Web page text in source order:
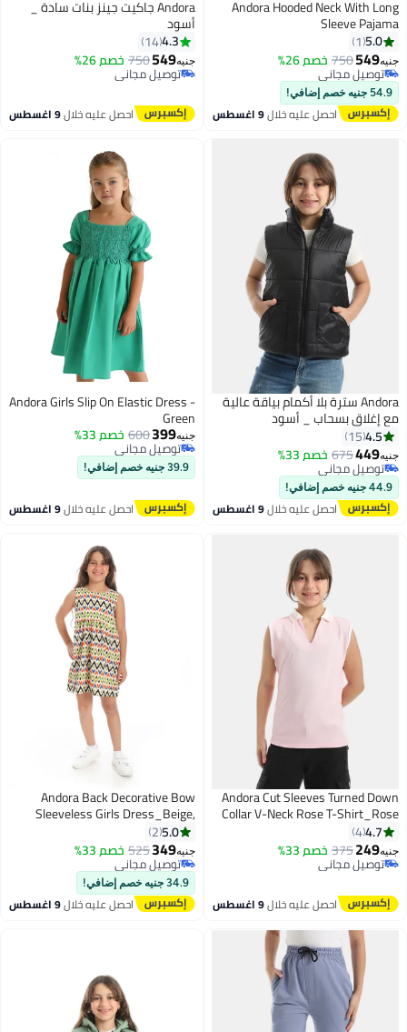
5
Andora Hooded Neck With Long
Sleeve Pajama
5.0
1
جنيه549
750 خصم 26%
توصيل مجاني
توصيل مجاني
54.9 جنيه خصم إضافي!
احصل عليه خلال9 اغسطس
Andora جاكيت جينز بنات سادة _
أسود
4.3
14
جنيه549
750 خصم 26%
توصيل مجاني
توصيل مجاني
احصل عليه خلال9 اغسطس
Andora سترة بلا أكمام بياقة عالية
مع إغلاق بسحاب _ أسود
4.5
15
جنيه449
675 خصم 33%
توصيل مجاني
توصيل مجاني
44.9 جنيه خصم إضافي!
احصل عليه خلال9 اغسطس
3
Andora Girls Slip On Elastic Dress -
Green
جنيه399
600 خصم 33%
توصيل مجاني
توصيل مجاني
39.9 جنيه خصم إضافي!
احصل عليه خلال9 اغسطس
9
Andora Cut Sleeves Turned Down
Collar V-Neck Rose T-Shirt_Rose
4.7
4
جنيه249
375 خصم 33%
توصيل مجاني
توصيل مجاني
احصل عليه خلال9 اغسطس
3
Andora Back Decorative Bow
Sleeveless Girls Dress_Beige,
Orange and Pistachio
5.0
2
جنيه349
525 خصم 33%
توصيل مجاني
توصيل مجاني
34.9 جنيه خصم إضافي!
احصل عليه خلال9 اغسطس